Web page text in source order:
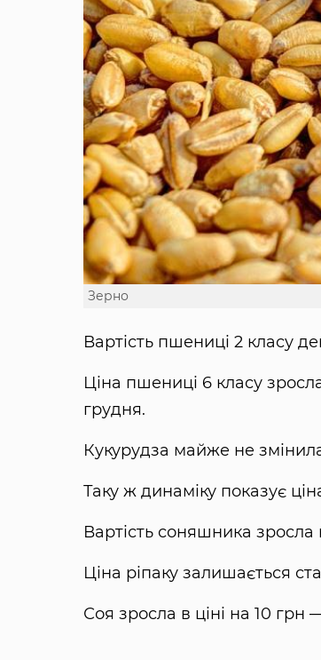
Зерно
Вартість пшениці 2 класу
Ціна пшениці 6 класу
грудня.
Кукурудза майже не
Таку ж динаміку показує
Вартість соняшника
Ціна ріпаку залишається
Соя зросла в ціні на 10 грн